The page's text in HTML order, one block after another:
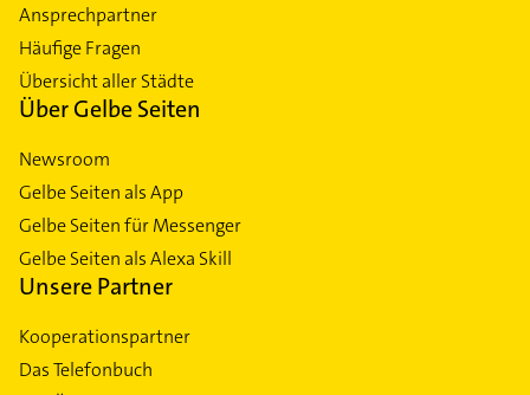
Ansprechpartner
Häufige Fragen
Übersicht aller Städte
Über Gelbe Seiten
Newsroom
Gelbe Seiten als App
Gelbe Seiten für Messenger
Gelbe Seiten als Alexa Skill
Unsere Partner
Kooperationspartner
Das Telefonbuch